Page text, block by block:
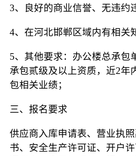
3、良好的商业信誉、无违约
4、在河北邯郸区域内有相关
5、其他要求：办公楼总承包
承包贰级及以上资质，近2年
包相关业绩；
三、报名要求
供应商入库申请表、营业执
书、安全生产许可证、开户